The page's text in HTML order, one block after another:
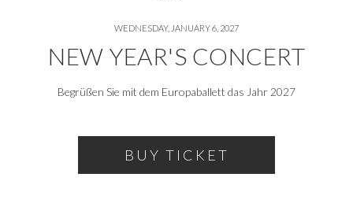
BUY TICKET
WEDNESDAY, JANUARY 6, 2027
NEW YEAR'S CONCERT
Begrüßen Sie mit dem Europaballett das Jahr 2027